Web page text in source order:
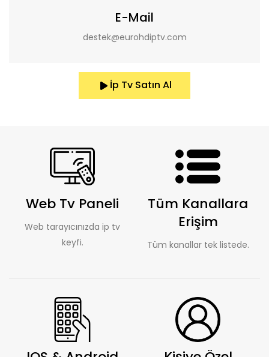
E-Mail
destek@eurohdiptv.com
İp Tv Satın Al
Web Tv Paneli
Web tarayıcınızda ip tv
keyfi.
Tüm Kanallara
Erişim
Tüm kanallar tek listede.